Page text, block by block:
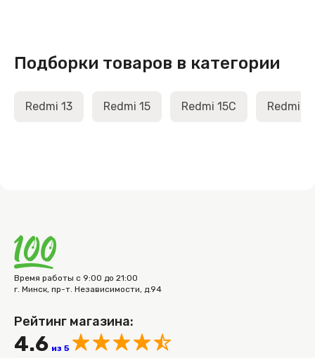
Подборки товаров в категории
Redmi 13 Redmi 15 Redmi 15C Redmi
Время работы с 9:00 до 21:00
г. Минск, пр-т. Независимости, д.94
Рейтинг магазина:
4.6 из 5